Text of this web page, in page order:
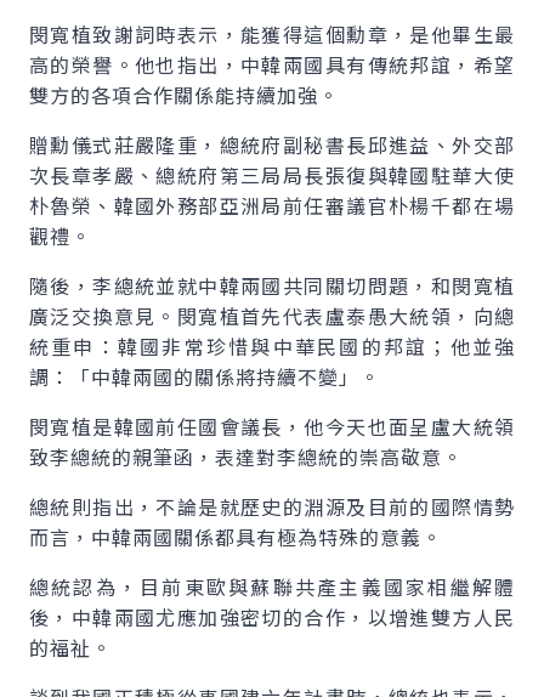
閔寬植致謝詞時表示，能獲得這個勳章，是他畢生最
高的榮譽。他也指出，中韓兩國具有傳統邦誼，希望
雙方的各項合作關係能持續加強。
贈勳儀式莊嚴隆重，總統府副秘書長邱進益、外交部
次長章孝嚴、總統府第三局局長張復與韓國駐華大使
朴魯榮、韓國外務部亞洲局前任審議官朴楊千都在場
觀禮。
隨後，李總統並就中韓兩國共同關切問題，和閔寬植
廣泛交換意見。閔寬植首先代表盧泰愚大統領，向總
統重申：韓國非常珍惜與中華民國的邦誼；他並強
調：「中韓兩國的關係將持續不變」。
閔寬植是韓國前任國會議長，他今天也面呈盧大統領
致李總統的親筆函，表達對李總統的崇高敬意。
總統則指出，不論是就歷史的淵源及目前的國際情勢
而言，中韓兩國關係都具有極為特殊的意義。
總統認為，目前東歐與蘇聯共產主義國家相繼解體
後，中韓兩國尤應加強密切的合作，以增進雙方人民
的福祉。